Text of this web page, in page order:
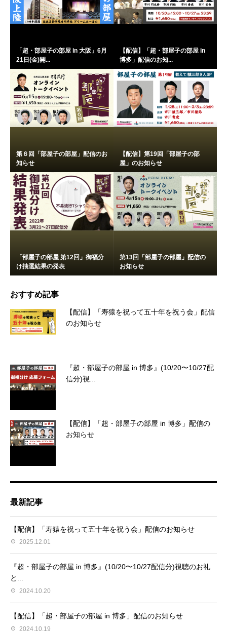
「超・部屋子の部屋 in 大阪」6月
21日(金)開...
【配信】「超・部屋子の部屋 in
博多」配信のお知...
第６回「部屋子の部屋」配信のお
知らせ
【配信】第19回「部屋子の部
屋」のお知らせ
「部屋子の部屋 第12回」御福分
け抽選結果の発表
第13回「部屋子の部屋」配信の
お知らせ
おすすめ記事
【配信】「寿猿を祝って五十年を祝う会」配信
のお知らせ
『超・部屋子の部屋 in 博多』(10/20〜10/27配
信分)視...
【配信】「超・部屋子の部屋 in 博多」配信の
お知らせ
最新記事
【配信】「寿猿を祝って五十年を祝う会」配信のお知らせ
2025.12.01
『超・部屋子の部屋 in 博多』(10/20〜10/27配信分)視聴のお礼
と...
2024.10.20
【配信】「超・部屋子の部屋 in 博多」配信のお知らせ
2024.10.19